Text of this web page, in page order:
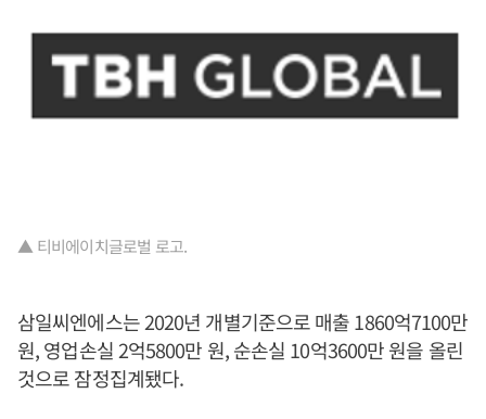
▲ 티비에이치글로벌 로고.
삼일씨엔에스는 2020년 개별기준으로 매출 1860억7100만
원, 영업손실 2억5800만 원, 순손실 10억3600만 원을 올린
것으로 잠정집계됐다.